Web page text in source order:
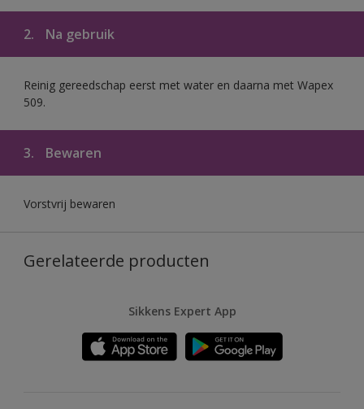
2. Na gebruik
Reinig gereedschap eerst met water en daarna met Wapex
509.
3. Bewaren
Vorstvrij bewaren
Gerelateerde producten
Sikkens Expert App